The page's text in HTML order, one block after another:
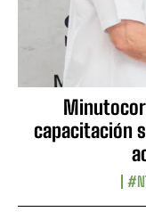
capacitación